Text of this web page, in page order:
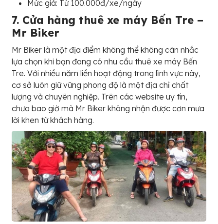
Mức giá: Từ 100.000đ/xe/ngày
7. Cửa hàng thuê xe máy Bến Tre –
Mr Biker
Mr Biker là một địa điểm không thể không cân nhắc
lựa chọn khi bạn đang có nhu cầu thuê xe máy Bến
Tre. Với nhiều năm liền hoạt động trong lĩnh vực này,
cơ sở luôn giữ vững phong độ là một địa chỉ chất
lượng và chuyên nghiệp. Trên các website uy tín,
chưa bao giờ mà Mr Biker không nhận được cơn mưa
lời khen từ khách hàng.